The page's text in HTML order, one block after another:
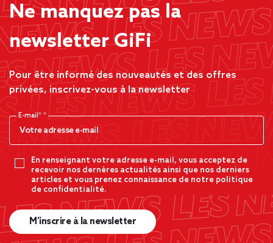
Ne manquez pas la
newsletter GiFi
Pour être informé des nouveautés et des offres
privées, inscrivez-vous à la newsletter
E-mail*
En renseignant votre adresse e-mail, vous acceptez de
recevoir nos dernères actualités ainsi que nos derniers
articles et vous prenez connaissance de notre politique
de confidentialité.
M’inscrire à la newsletter